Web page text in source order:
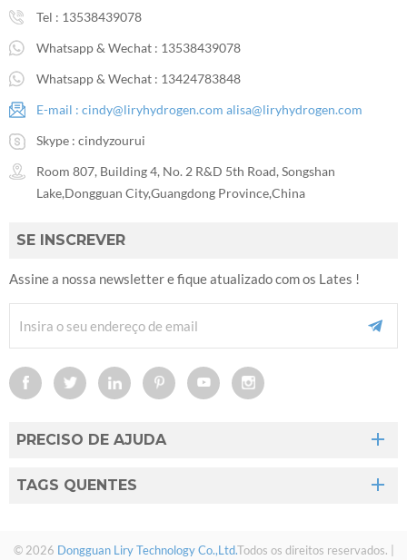
Tel : 13538439078
Whatsapp & Wechat : 13538439078
Whatsapp & Wechat : 13424783848
E-mail : cindy@liryhydrogen.com alisa@liryhydrogen.com
Skype : cindyzourui
Room 807, Building 4, No. 2 R&D 5th Road, Songshan
Lake,Dongguan City,Guangdong Province,China
SE INSCREVER
Assine a nossa newsletter e fique atualizado com os Lates !
PRECISO DE AJUDA
TAGS QUENTES
© 2026 Dongguan Liry Technology Co.,Ltd.Todos os direitos reservados. |